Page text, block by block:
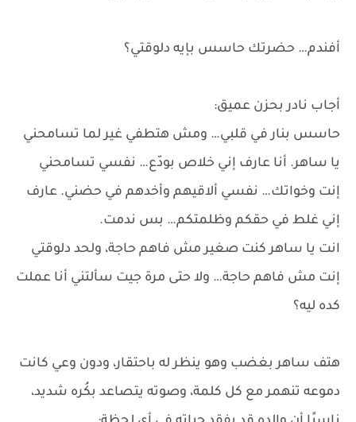
أفندم… حضرتك حاسس بإيه دلوقتي؟
أجاب نادر بحزن عميق:
حاسس بنار في قلبي… ومش هتطفي غير لما تسامحني
يا ساهر. أنا عارف إني خلاص بودّع… نفسي تسامحني
إنت وخواتك… نفسي ألاقيهم وأخدهم في حضني. عارف
إني غلط في حقكم وظلمتكم… بس ندمت.
انت يا ساهر كنت صغير مش فاهم حاجة، ولحد دلوقتي
إنت مش فاهم حاجة… ولا حتى مرة جيت سألتني أنا عملت
كده ليه؟
هتف ساهر بغضب وهو ينظر له باحتقار، ودون وعي كانت
دموعه تنهمر مع كل كلمة، وصوته يتصاعد بكُره شديد،